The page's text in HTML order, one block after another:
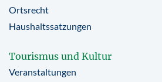
Ortsrecht
Haushaltssatzungen
Tourismus und Kultur
Veranstaltungen